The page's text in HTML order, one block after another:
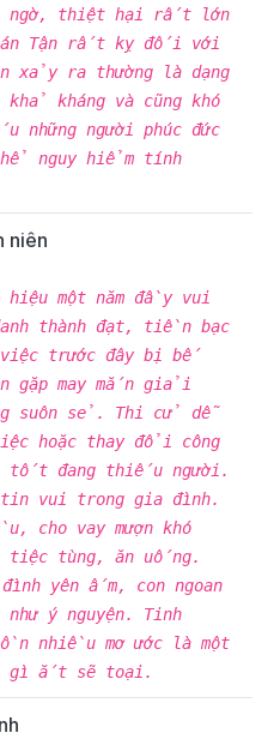
ngờ, thiệt hại rất lớn
Tận rất kỵ đối với
xảy ra thường là dạng
kháng và cũng khó
những người phúc đức
nguy hiểm tính
niên
một năm đầy vui
thành đạt, tiền bạc
trước đây bị bế
gặp may mắn giải
suôn sẻ. Thi cử dễ
hoặc thay đổi công
tốt đang thiếu người.
vui trong gia đình.
cho vay mượn khó
tiệc tùng, ăn uống.
đình yên ấm, con ngoan
như ý nguyện. Tinh
nhiều mơ ước là một
gì ắt sẽ toại.